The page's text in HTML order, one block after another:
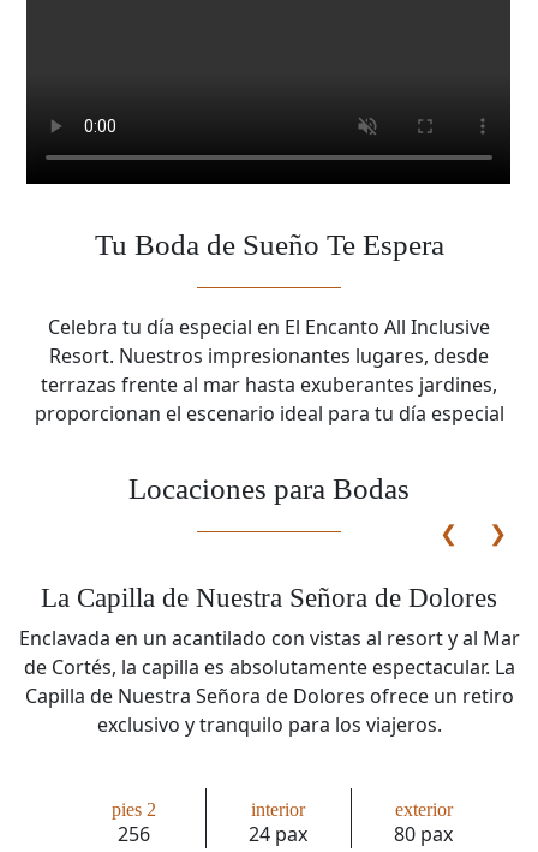
Tu Boda de Sueño Te Espera
Celebra tu día especial en El Encanto All Inclusive
Resort. Nuestros impresionantes lugares, desde
terrazas frente al mar hasta exuberantes jardines,
proporcionan el escenario ideal para tu día especial
Locaciones para Bodas
❮ ❯
La Capilla de Nuestra Señora de Dolores
Enclavada en un acantilado con vistas al resort y al Mar
de Cortés, la capilla es absolutamente espectacular. La
Capilla de Nuestra Señora de Dolores ofrece un retiro
exclusivo y tranquilo para los viajeros.
pies 2
256
interior
24 pax
exterior
80 pax